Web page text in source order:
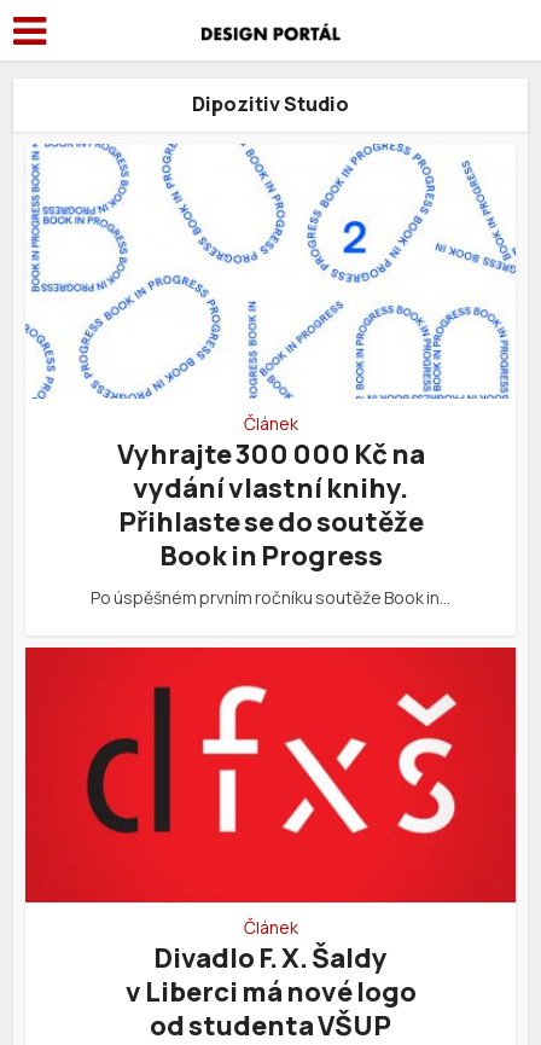
Dipozitiv Studio
Článek
Vyhrajte 300 000 Kč na
vydání vlastní knihy.
Přihlaste se do soutěže
Book in Progress
Po úspěšném prvním ročníku soutěže Book in…
Článek
Divadlo F. X. Šaldy
v Liberci má nové logo
od studenta VŠUP